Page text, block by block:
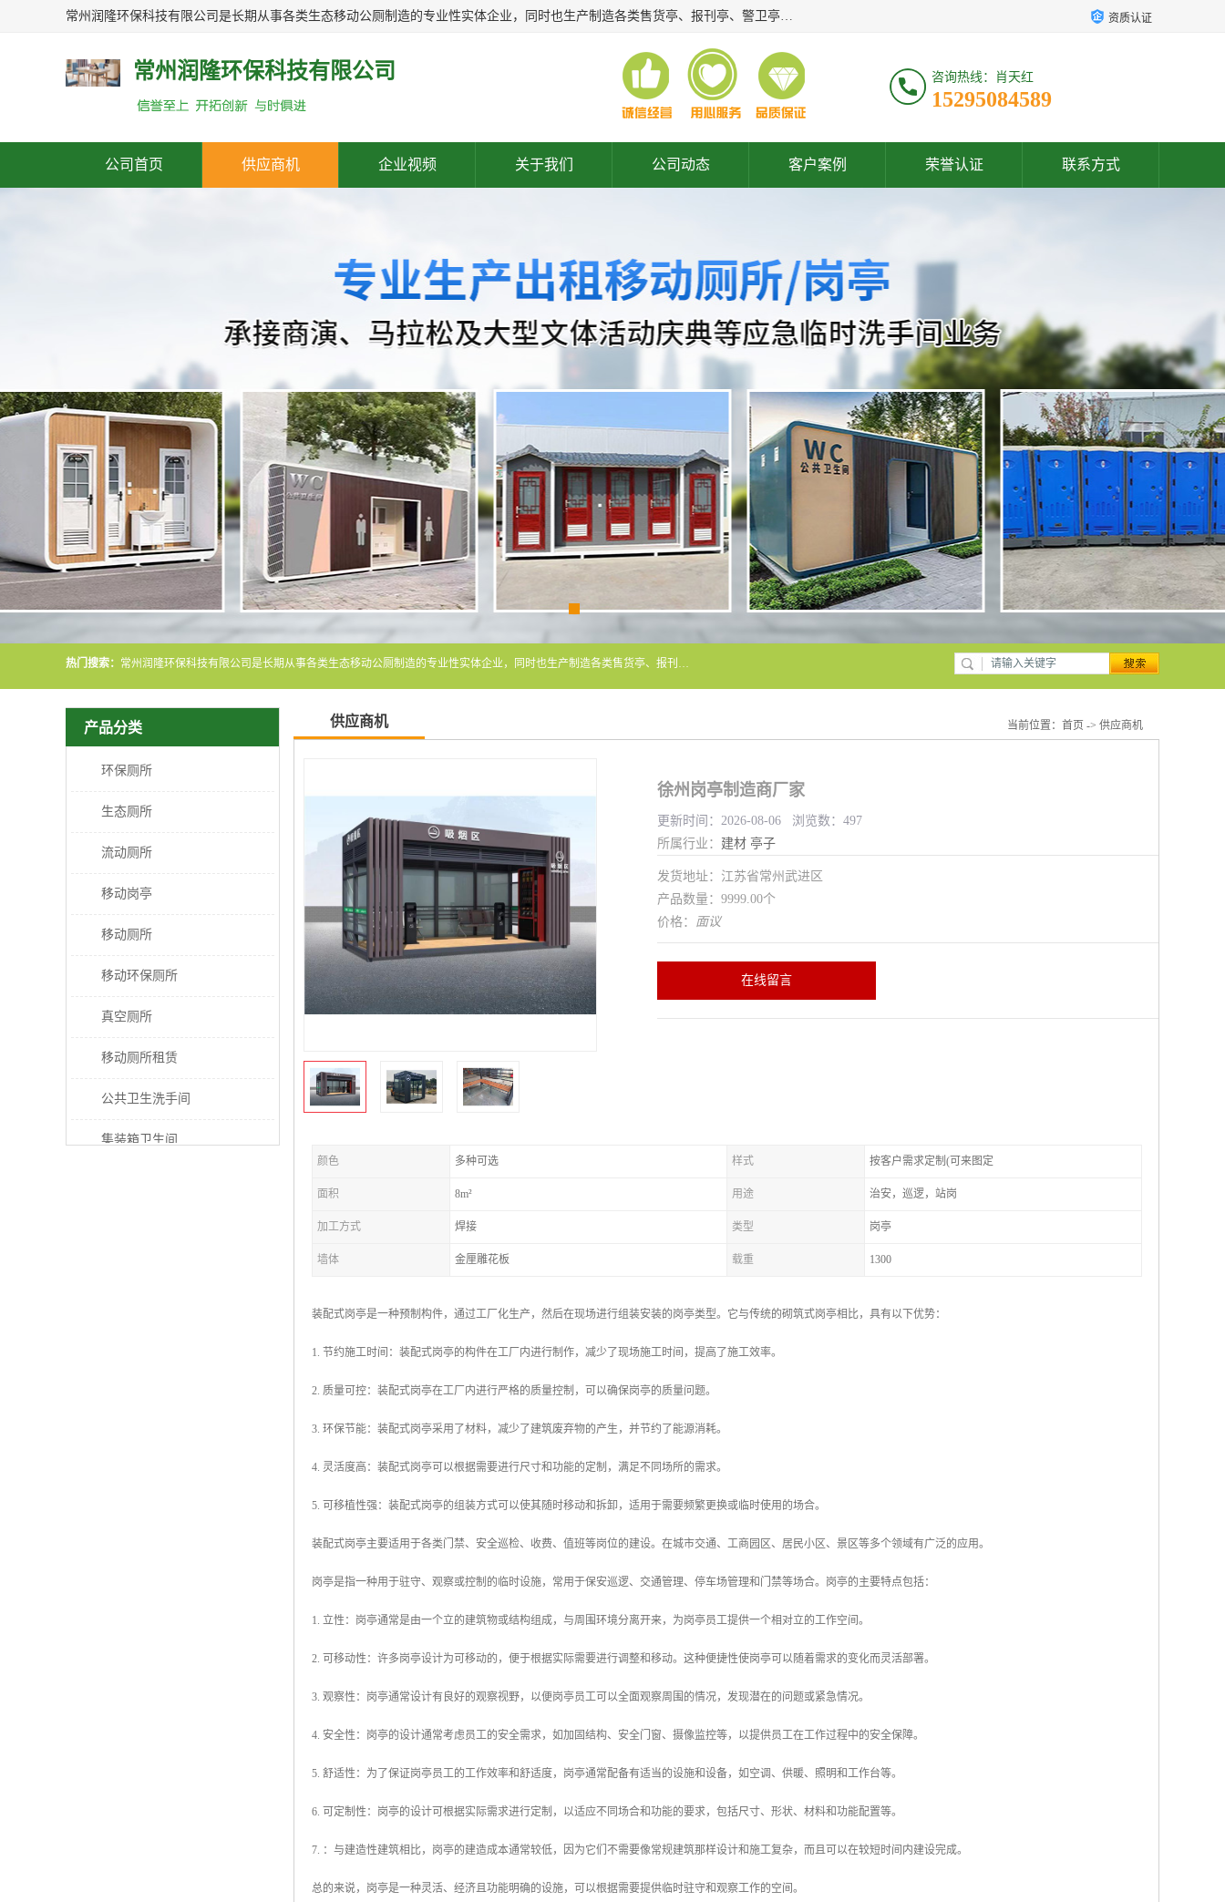
常州润隆环保科技有限公司是长期从事各类生态移动公厕制造的专业性实体企业，同时也生产制造各类售货亭、报刊亭、警卫亭等，我公司将尽全力为各用户在设计、制造、服务上提供快捷满意的全程服务，本公司愿与各用户携手共创辉煌业绩。主要产品：移动厕所;、生态厕所、 环保厕所、 流动厕所、商亭、岗亭、活动板房、移动厕所租赁等； 资质认证
常州润隆环保科技有限公司 咨询热线：肖天红
15295084589
公司首页 供应商机 企业视频 关于我们 公司动态 客户案例 荣誉认证 联系方式
热门搜索： 常州润隆环保科技有限公司是长期从事各类生态移动公厕制造的专业性实体企业，同时也生产制造各类售货亭、报刊亭、警卫亭等，我公司将尽全力为各用户在设计、制造、服务上提供快捷满意的全程服务，本公司愿与各用户携手共创辉煌业绩。主要产品：移动厕所;、生态厕所、 环保厕所、 流动厕所、商亭、岗亭、活动板房、移动厕所租赁等；
产品分类
环保厕所
生态厕所
流动厕所
移动岗亭
移动厕所
移动环保厕所
真空厕所
移动厕所租赁
公共卫生洗手间
集装箱卫生间
供应商机 当前位置： 首页 -> 供应商机
徐州岗亭制造商厂家
更新时间：2026-08-06 浏览数：497
所属行业： 建材 亭子
发货地址：江苏省常州武进区
产品数量：9999.00个
价格： 面议
在线留言
颜色 多种可选 样式 按客户需求定制(可来图定
面积 8m² 用途 治安，巡逻，站岗
加工方式 焊接 类型 岗亭
墙体 金厘雕花板 载重 1300
装配式岗亭是一种预制构件，通过工厂化生产，然后在现场进行组装安装的岗亭类型。它与传统的砌筑式岗亭相比，具有以下优势：
1. 节约施工时间：装配式岗亭的构件在工厂内进行制作，减少了现场施工时间，提高了施工效率。
2. 质量可控：装配式岗亭在工厂内进行严格的质量控制，可以确保岗亭的质量问题。
3. 环保节能：装配式岗亭采用了材料，减少了建筑废弃物的产生，并节约了能源消耗。
4. 灵活度高：装配式岗亭可以根据需要进行尺寸和功能的定制，满足不同场所的需求。
5. 可移植性强：装配式岗亭的组装方式可以使其随时移动和拆卸，适用于需要频繁更换或临时使用的场合。
装配式岗亭主要适用于各类门禁、安全巡检、收费、值班等岗位的建设。在城市交通、工商园区、居民小区、景区等多个领域有广泛的应用。
岗亭是指一种用于驻守、观察或控制的临时设施，常用于保安巡逻、交通管理、停车场管理和门禁等场合。岗亭的主要特点包括：
1. 立性：岗亭通常是由一个立的建筑物或结构组成，与周围环境分离开来，为岗亭员工提供一个相对立的工作空间。
2. 可移动性：许多岗亭设计为可移动的，便于根据实际需要进行调整和移动。这种便捷性使岗亭可以随着需求的变化而灵活部署。
3. 观察性：岗亭通常设计有良好的观察视野，以便岗亭员工可以全面观察周围的情况，发现潜在的问题或紧急情况。
4. 安全性：岗亭的设计通常考虑员工的安全需求，如加固结构、安全门窗、摄像监控等，以提供员工在工作过程中的安全保障。
5. 舒适性：为了保证岗亭员工的工作效率和舒适度，岗亭通常配备有适当的设施和设备，如空调、供暖、照明和工作台等。
6. 可定制性：岗亭的设计可根据实际需求进行定制，以适应不同场合和功能的要求，包括尺寸、形状、材料和功能配置等。
7. ：与建造性建筑相比，岗亭的建造成本通常较低，因为它们不需要像常规建筑那样设计和施工复杂，而且可以在较短时间内建设完成。
总的来说，岗亭是一种灵活、经济且功能明确的设施，可以根据需要提供临时驻守和观察工作的空间。